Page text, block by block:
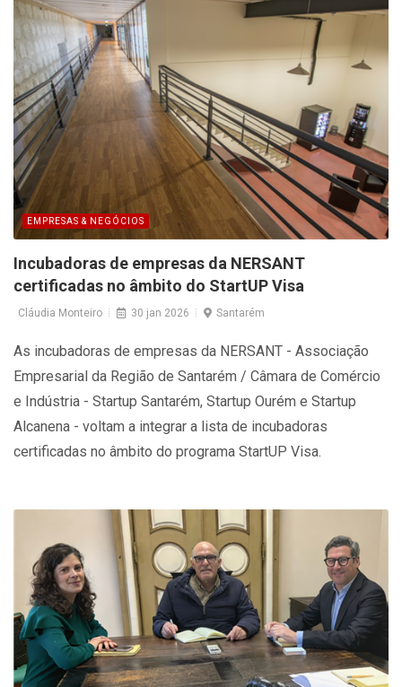
EMPRESAS & NEGÓCIOS
Incubadoras de empresas da NERSANT
certificadas no âmbito do StartUP Visa
Cláudia Monteiro 30 jan 2026 Santarém
As incubadoras de empresas da NERSANT - Associação
Empresarial da Região de Santarém / Câmara de Comércio
e Indústria - Startup Santarém, Startup Ourém e Startup
Alcanena - voltam a integrar a lista de incubadoras
certificadas no âmbito do programa StartUP Visa.